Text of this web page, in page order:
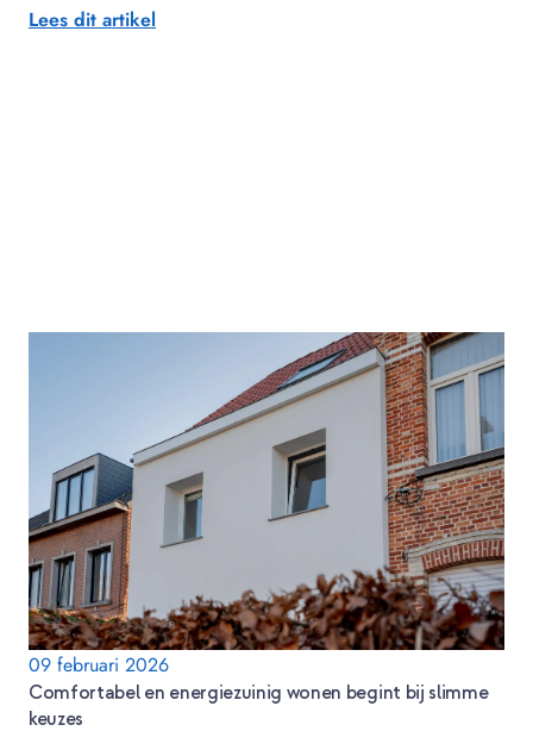
Lees dit artikel
09 februari 2026
Comfortabel en energiezuinig wonen begint bij slimme
keuzes